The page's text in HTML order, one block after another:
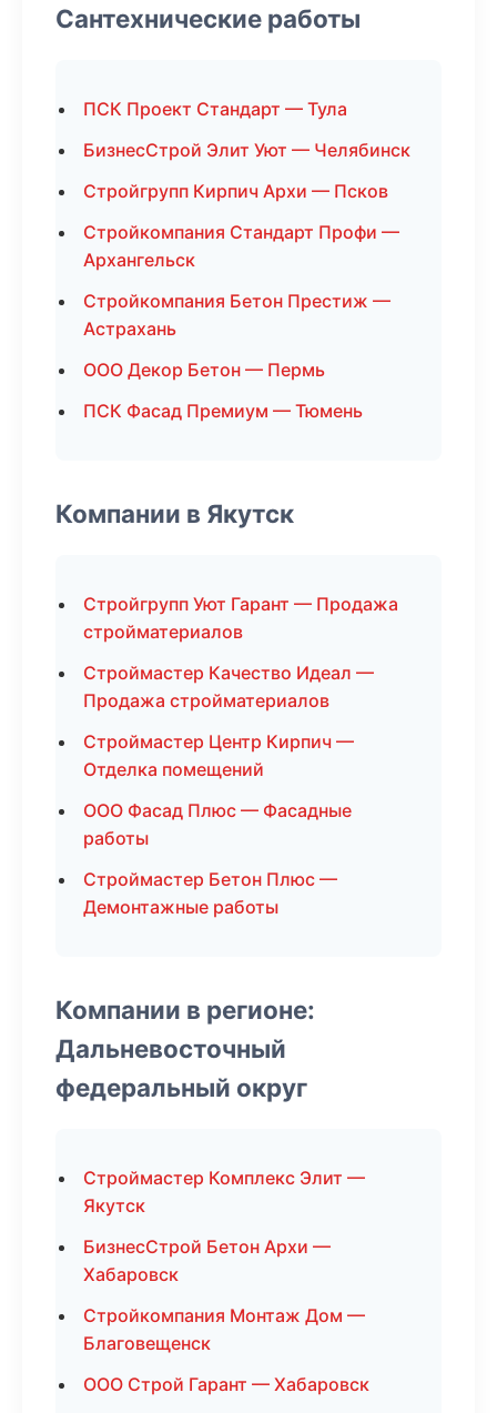
Сантехнические работы
ПСК Проект Стандарт — Тула
БизнесСтрой Элит Уют — Челябинск
Стройгрупп Кирпич Архи — Псков
Стройкомпания Стандарт Профи —
Архангельск
Стройкомпания Бетон Престиж —
Астрахань
ООО Декор Бетон — Пермь
ПСК Фасад Премиум — Тюмень
Компании в Якутск
Стройгрупп Уют Гарант — Продажа
стройматериалов
Строймастер Качество Идеал —
Продажа стройматериалов
Строймастер Центр Кирпич —
Отделка помещений
ООО Фасад Плюс — Фасадные
работы
Строймастер Бетон Плюс —
Демонтажные работы
Компании в регионе:
Дальневосточный
федеральный округ
Строймастер Комплекс Элит —
Якутск
БизнесСтрой Бетон Архи —
Хабаровск
Стройкомпания Монтаж Дом —
Благовещенск
ООО Строй Гарант — Хабаровск